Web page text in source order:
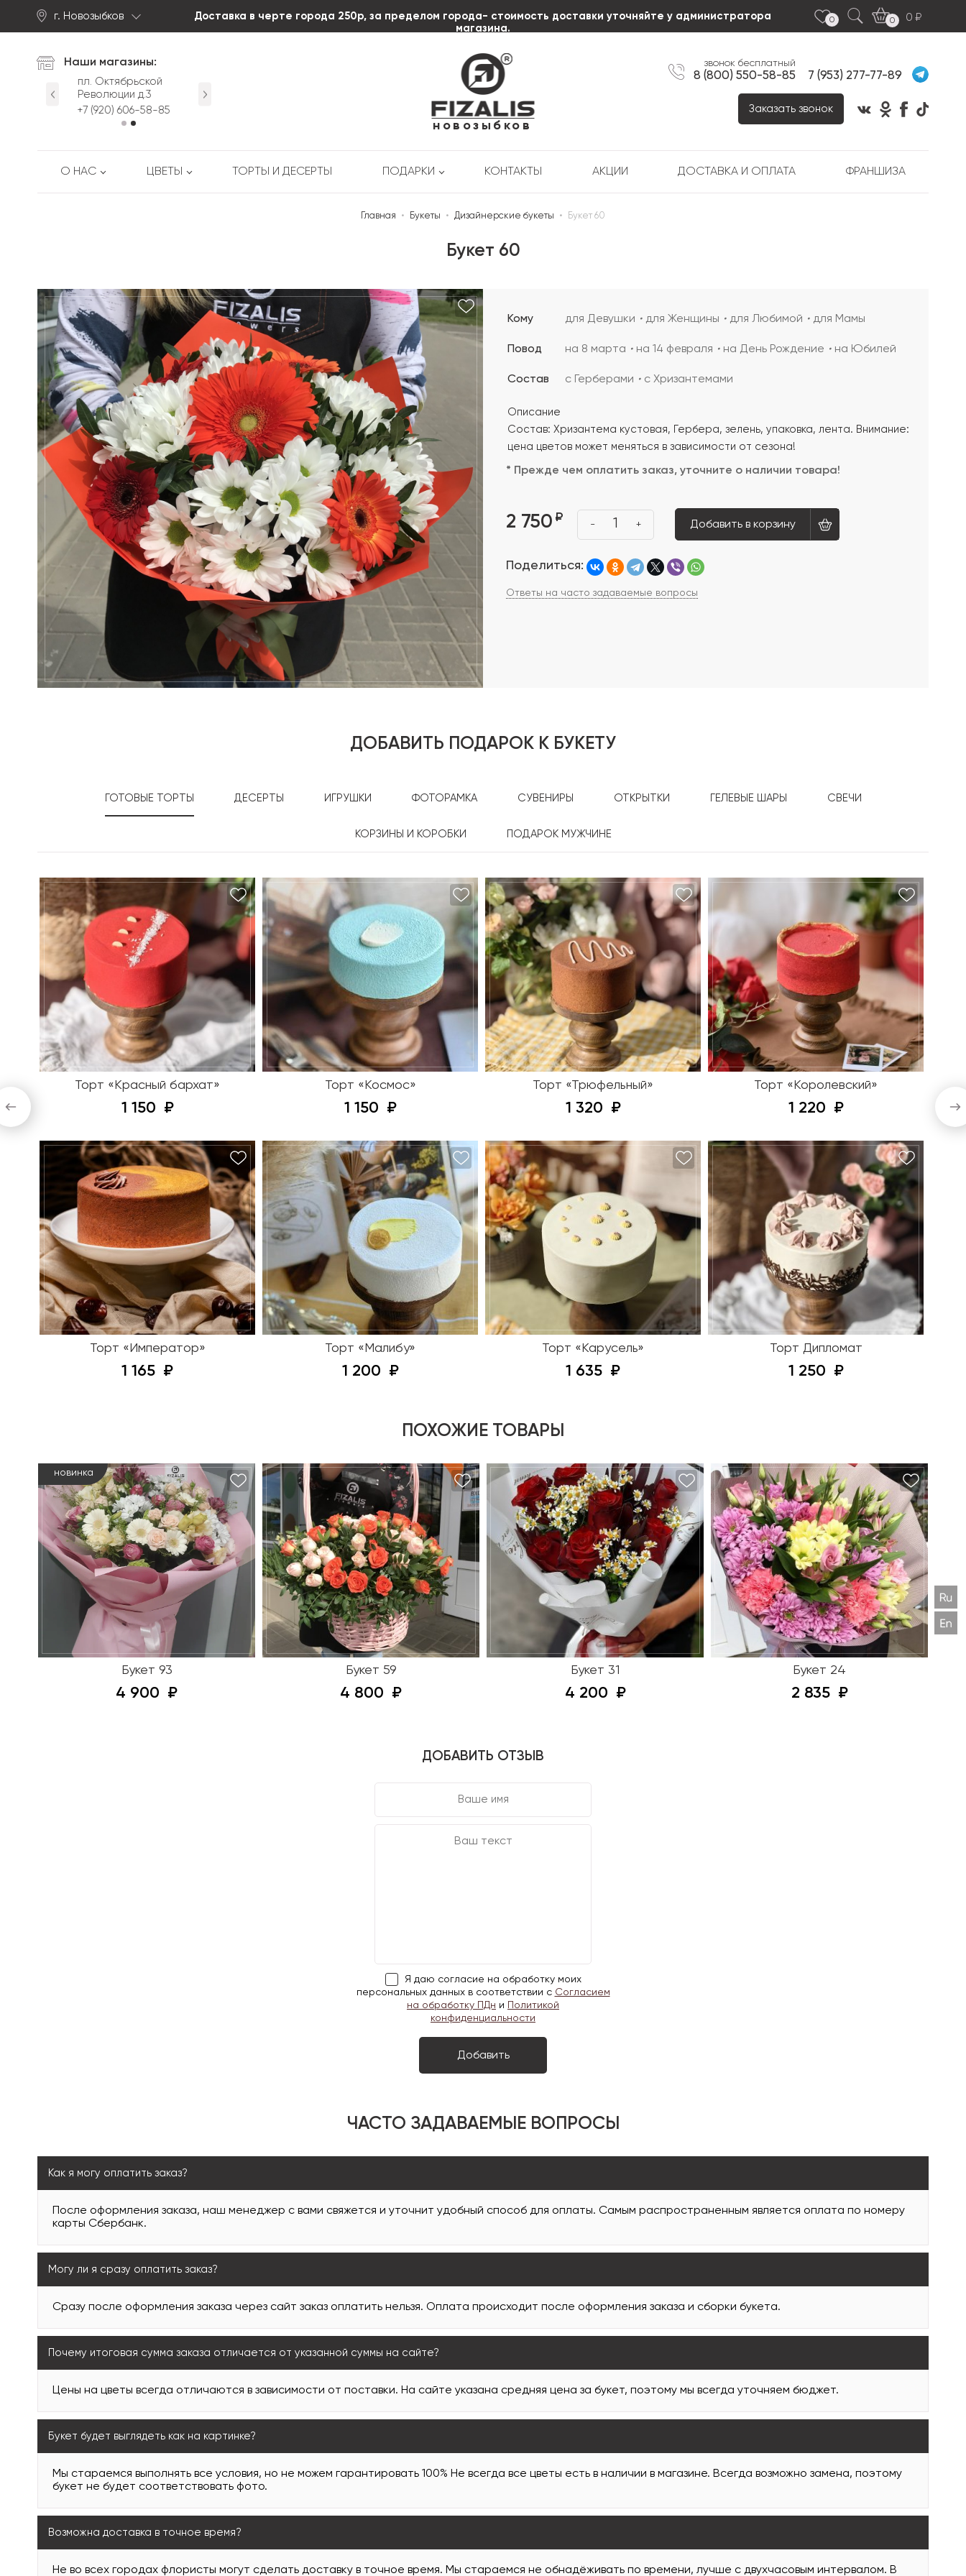
Доставка в черте города 250р, за пределом города- стоимость доставки уточняйте у администратора
магазина.
г. Новозыбков 0 0
0
новозыбков
Наши магазины:
пл. Октябрьской
Революции д.3
+7 (920) 606-58-85
+7 (920) 605-53-88
8 (800) 550-58-85
звонок бесплатный
7 (953) 277-77-89
Заказать звонок
О НАС ЦВЕТЫ ТОРТЫ И ДЕСЕРТЫ ПОДАРКИ КОНТАКТЫ АКЦИИ ДОСТАВКА И ОПЛАТА ФРАНШИЗА
Главная • Букеты • Дизайнерские букеты • Букет 60
Букет 60
Кому для Девушки для Женщины для Любимой для Мамы
Повод на 8 марта на 14 февраля на День Рождение на Юбилей
Состав с Герберами с Хризантемами
Описание
Состав: Хризантема кустовая, Гербера, зелень, упаковка, лента. Внимание:
цена цветов может меняться в зависимости от сезона!
* Прежде чем оплатить заказ, уточните о наличии товара!
2 750 ₽
- 1 + Добавить в корзину
Поделиться:
Ответы на часто задаваемые вопросы
ДОБАВИТЬ ПОДАРОК К БУКЕТУ
ГОТОВЫЕ ТОРТЫ ДЕСЕРТЫ ИГРУШКИ ФОТОРАМКА СУВЕНИРЫ ОТКРЫТКИ ГЕЛЕВЫЕ ШАРЫ СВЕЧИ
КОРЗИНЫ И КОРОБКИ ПОДАРОК МУЖЧИНЕ
Торт «Красный бархат»
1 150
Торт «Космос»
1 150
Торт «Трюфельный»
1 320
Торт «Королевский»
1 220
Торт «Император»
1 165
Торт «Малибу»
1 200
Торт «Карусель»
1 635
Торт Дипломат
1 250
ПОХОЖИЕ ТОВАРЫ
новинка
Букет 93
4 900
Букет 59
4 800
Букет 31
4 200
Букет 24
2 835
ДОБАВИТЬ ОТЗЫВ
Я даю согласие на обработку моих
персональных данных в соответствии с Согласием
на обработку ПДн и
Политикой
конфиденциальности
ЧАСТО ЗАДАВАЕМЫЕ ВОПРОСЫ
Как я могу оплатить заказ?
После оформления заказа, наш менеджер с вами свяжется и уточнит удобный способ для оплаты. Самым распространенным является оплата по номеру
карты Сбербанк.
Могу ли я сразу оплатить заказ?
Сразу после оформления заказа через сайт заказ оплатить нельзя. Оплата происходит после оформления заказа и сборки букета.
Почему итоговая сумма заказа отличается от указанной суммы на сайте?
Цены на цветы всегда отличаются в зависимости от поставки. На сайте указана средняя цена за букет, поэтому мы всегда уточняем бюджет.
Букет будет выглядеть как на картинке?
Мы стараемся выполнять все условия, но не можем гарантировать 100% Не всегда все цветы есть в наличии в магазине. Всегда возможно замена, поэтому
букет не будет соответствовать фото.
Возможна доставка в точное время?
Не во всех городах флористы могут сделать доставку в точное время. Мы стараемся не обнадёживать по времени, лучше с двухчасовым интервалом. В